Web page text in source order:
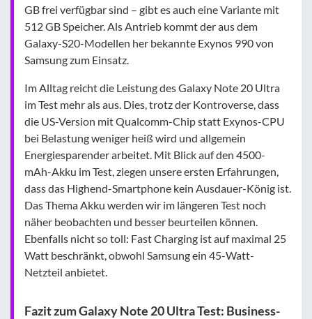
GB frei verfügbar sind – gibt es auch eine Variante mit
512 GB Speicher. Als Antrieb kommt der aus dem
Galaxy-S20-Modellen her bekannte Exynos 990 von
Samsung zum Einsatz.
Im Alltag reicht die Leistung des Galaxy Note 20 Ultra
im Test mehr als aus. Dies, trotz der Kontroverse, dass
die US-Version mit Qualcomm-Chip statt Exynos-CPU
bei Belastung weniger heiß wird und allgemein
Energiesparender arbeitet. Mit Blick auf den 4500-
mAh-Akku im Test, ziegen unsere ersten Erfahrungen,
dass das Highend-Smartphone kein Ausdauer-König ist.
Das Thema Akku werden wir im längeren Test noch
näher beobachten und besser beurteilen können.
Ebenfalls nicht so toll: Fast Charging ist auf maximal 25
Watt beschränkt, obwohl Samsung ein 45-Watt-
Netzteil anbietet.
Fazit zum Galaxy Note 20 Ultra Test: Business-